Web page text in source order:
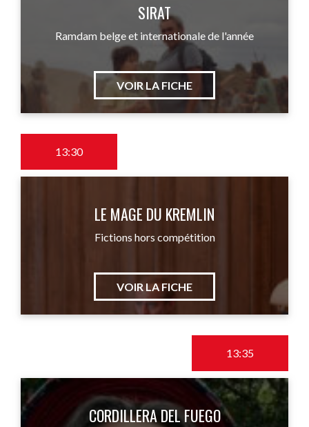
SIRAT
Ramdam belge et internationale de l'année
VOIR LA FICHE
13:30
LE MAGE DU KREMLIN
Fictions hors compétition
VOIR LA FICHE
13:35
CORDILLERA DEL FUEGO